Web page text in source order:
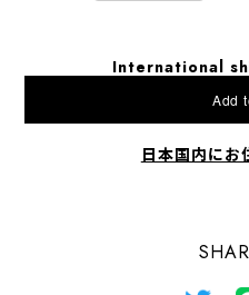
International
Add
日本国内にお